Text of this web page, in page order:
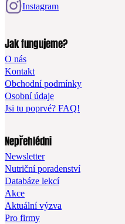
Instagram
Jak fungujeme?
O nás
Kontakt
Obchodní podmínky
Osobní údaje
Jsi tu poprvé? FAQ!
Nepřehlédni
Newsletter
Nutriční poradenství
Databáze lekcí
Akce
Aktuální výzva
Pro firmy